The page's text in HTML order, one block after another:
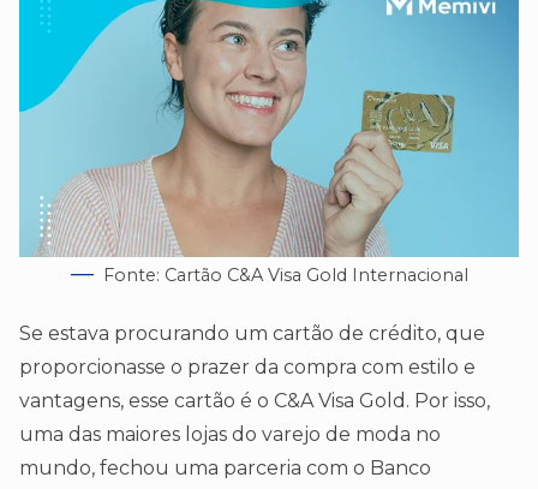
Fonte: Cartão C&A Visa Gold Internacional
Se estava procurando um cartão de crédito, que
proporcionasse o prazer da compra com estilo e
vantagens, esse cartão é o C&A Visa Gold. Por isso,
uma das maiores lojas do varejo de moda no
mundo, fechou uma parceria com o Banco